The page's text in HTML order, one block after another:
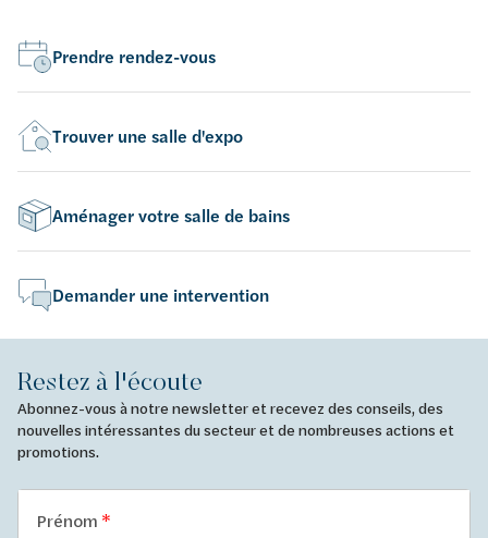
Prendre rendez-vous
Trouver une salle d'expo
Aménager votre salle de bains
Demander une intervention
Restez à l'écoute
Abonnez-vous à notre newsletter et recevez des conseils, des
nouvelles intéressantes du secteur et de nombreuses actions et
promotions.
Prénom